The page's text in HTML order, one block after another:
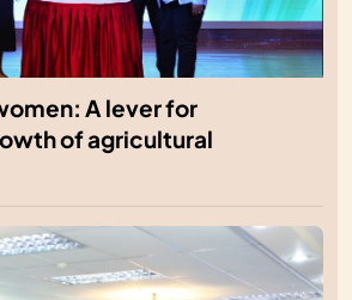
A lever for
of agricultural